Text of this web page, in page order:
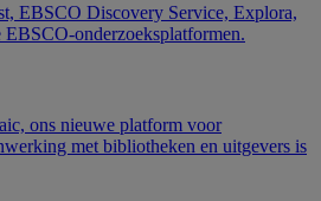
EBSCO Discovery Service, Explora,
onderzoeksplatformen.
ons nieuwe platform voor
met bibliotheken en uitgevers is